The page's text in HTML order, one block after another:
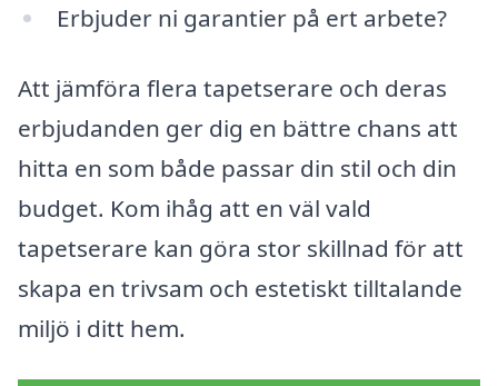
Erbjuder ni garantier på ert arbete?
Att jämföra flera tapetserare och deras
erbjudanden ger dig en bättre chans att
hitta en som både passar din stil och din
budget. Kom ihåg att en väl vald
tapetserare kan göra stor skillnad för att
skapa en trivsam och estetiskt tilltalande
miljö i ditt hem.